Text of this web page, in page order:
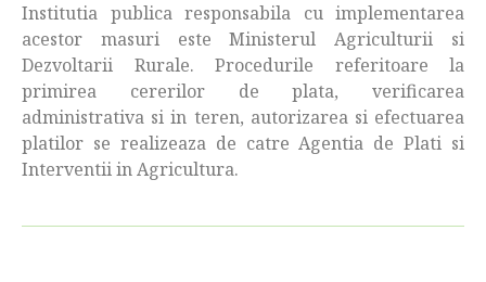
Institutia publica responsabila cu implementarea
acestor masuri este Ministerul Agriculturii si
Dezvoltarii Rurale. Procedurile referitoare la
primirea cererilor de plata, verificarea
administrativa si in teren, autorizarea si efectuarea
platilor se realizeaza de catre Agentia de Plati si
Interventii in Agricultura.